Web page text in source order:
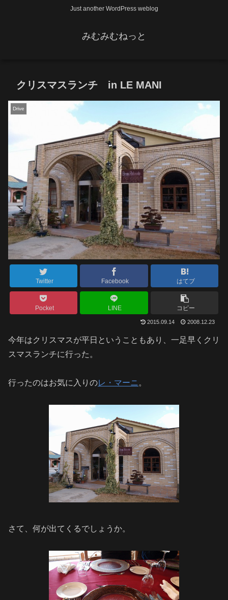
Just another WordPress weblog
みむみむねっと
クリスマスランチ in LE MANI
Drive
Twitter Facebook はてブ
Pocket LINE コピー
2015.09.14 2008.12.23
今年はクリスマスが平日ということもあり、一足早くクリ
スマスランチに行った。
行ったのはお気に入りのレ・マーニ 。
さて、何が出てくるでしょうか。